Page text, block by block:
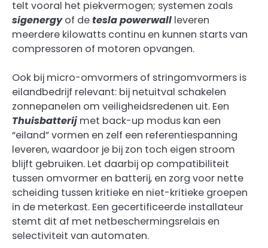
telt vooral het piekvermogen; systemen zoals
sigenergyof detesla powerwall leveren
meerdere kilowatts continu en kunnen starts van
compressoren of motoren opvangen.
Ook bij micro-omvormers of stringomvormers is
eilandbedrijf relevant: bij netuitval schakelen
zonnepanelen om veiligheidsredenen uit. Een
Thuisbatterij met back-up modus kan een
“eiland” vormen en zelf een referentiespanning
leveren, waardoor je bij zon toch eigen stroom
blijft gebruiken. Let daarbij op compatibiliteit
tussen omvormer en batterij, en zorg voor nette
scheiding tussen kritieke en niet-kritieke groepen
in de meterkast. Een gecertificeerde installateur
stemt dit af met netbeschermingsrelais en
selectiviteit van automaten.